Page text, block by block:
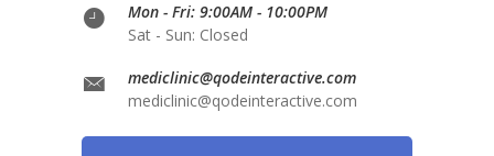
Mon - Fri: 9:00AM - 10:00PM
Sat - Sun: Closed
mediclinic@qodeinteractive.com
mediclinic@qodeinteractive.com